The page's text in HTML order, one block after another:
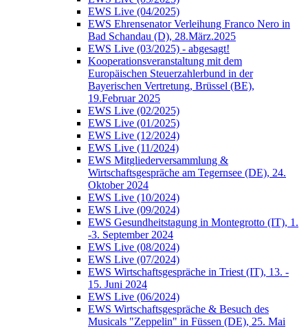
EWS Live (04/2025)
EWS Ehrensenator Verleihung Franco Nero in
Bad Schandau (D), 28.März.2025
EWS Live (03/2025) - abgesagt!
Kooperationsveranstaltung mit dem
Europäischen Steuerzahlerbund in der
Bayerischen Vertretung, Brüssel (BE),
19.Februar 2025
EWS Live (02/2025)
EWS Live (01/2025)
EWS Live (12/2024)
EWS Live (11/2024)
EWS Mitgliederversammlung &
Wirtschaftsgespräche am Tegernsee (DE), 24.
Oktober 2024
EWS Live (10/2024)
EWS Live (09/2024)
EWS Gesundheitstagung in Montegrotto (IT), 1.
-3. September 2024
EWS Live (08/2024)
EWS Live (07/2024)
EWS Wirtschaftsgespräche in Triest (IT), 13. -
15. Juni 2024
EWS Live (06/2024)
EWS Wirtschaftsgespräche & Besuch des
Musicals "Zeppelin" in Füssen (DE), 25. Mai